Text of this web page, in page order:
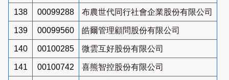
138 00099288 布農世代同行社會企業股份有限公司
139 00099560 皓爾管理顧問股份有限公司
140 00100285 微雲互好股份有限公司
141 00100742 喜熊智控股份有限公司